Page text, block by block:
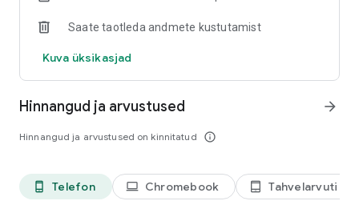
Saate taotleda andmete kustutamist
Kuva üksikasjad
Hinnangud ja arvustused
Hinnangud ja arvustused on kinnitatud info_outline
arrow_forward
phone_android Telefon laptop Chromebook tablet_android Tahvelarvuti